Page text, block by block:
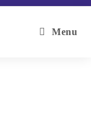
Menu